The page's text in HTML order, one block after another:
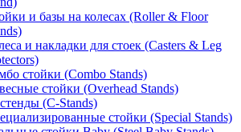
и базы на колесах (Roller & Floor
и накладки для стоек (Casters & Leg
стойки (Combo Stands)
стойки (Overhead Stands)
(C-Stands)
стойки (Special Stands)